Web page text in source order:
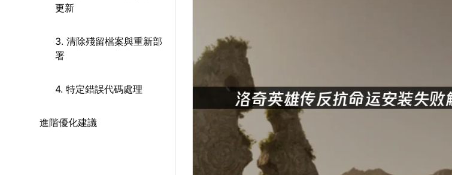
更新
3. 清除殘留檔案與重新部
署
4. 特定錯誤代碼處理
進階優化建議